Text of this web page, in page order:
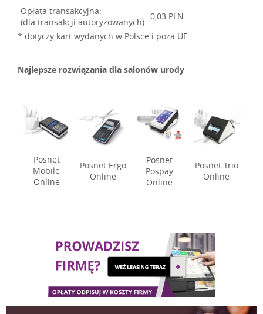
Opłata transakcyjna:
(dla transakcji autoryzowanych)
0,03 PLN
* dotyczy kart wydanych w Polsce i poza UE
Najlepsze rozwiązania dla salonów urody
Posnet
Mobile
Online
Posnet Ergo
Online
Posnet
Pospay
Online
Posnet Trio
Online